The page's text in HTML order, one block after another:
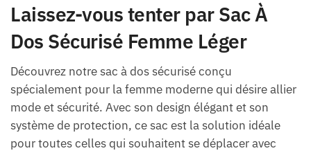
Laissez-vous tenter par Sac À
Dos Sécurisé Femme Léger
Découvrez notre sac à dos sécurisé conçu
spécialement pour la femme moderne qui désire allier
mode et sécurité. Avec son design élégant et son
système de protection, ce sac est la solution idéale
pour toutes celles qui souhaitent se déplacer avec